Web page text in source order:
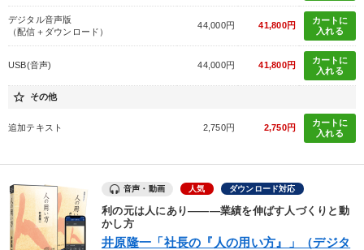
数字・税務・決算書
「儲けの本質」を突く 【5月】音声・映像
2026年春季全国経営者セミナー収録講演ＣＤ・講演ＤＶＤ・デジ
タル版（音声／動画ストリーミング・ダウンロード）
発想力を磨きたい 経営を改善したい 社員研修を行いたい
経営体系を学びたい
デジタル音声版
（配信＋ダウンロード）
44,000円 41,800円
カートに
入れる
USB(音声) 44,000円 41,800円
カートに
入れる
star_border その他
追加テキスト 2,750円 2,750円
カートに
入れる
音声・動画 人気 ダウンロード対応
利の元は人にあり―――業績を伸ばす人づくりと動
かし方
井原隆一「社長の『人の用い方』」（デジタ